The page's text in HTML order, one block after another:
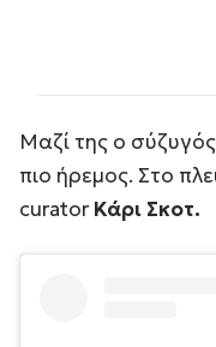
Μαζί της ο
πιο ήρεμος. Στο
curatorΚάρι Σκοτ.